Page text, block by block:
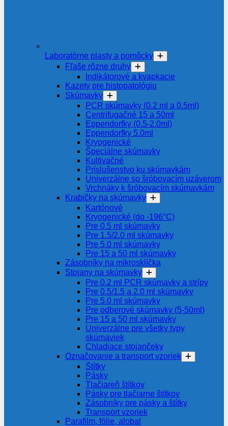
Laboratórne plasty a pomôcky
Fľaše rôzne druhy
Indikátorové a kvapkacie
Kazety pre histopatológiu
Skúmavky
PCR skúmavky (0.2 ml a 0.5ml)
Centrifugačné 15 a 50ml
Eppendorfky (0.5-2.0ml)
Eppendorfky 5.0ml
Kryogenické
Špeciálne skúmavky
Kultivačné
Príslušenstvo ku skúmavkám
Univerzálne so šróbovacím uzáverom
Vrchnáky k šróbovacím skúmavkám
Krabičky na skúmavky
Kartónové
Kryogenické (do -196°C)
Pre 0.5 ml skúmavky
Pre 1.5/2.0 ml skúmavky
Pre 5.0 ml skúmavky
Pre 15 a 50 ml skúmavky
Zásobníky na mikrosklíčka
Stojany na skúmavky
Pre 0.2 ml PCR skúmavky a strípy
Pre 0.5/1.5 a 2.0 ml skúmavky
Pre 5.0 ml skúmavky
Pre odberové skúmavky (5-50ml)
Pre 15 a 50 ml skúmavky
Univerzálne pre všetky typy
skúmaviek
Chladiace stojančeky
Označovanie a transport vzoriek
Štítky
Pásky
Tlačiareň štítkov
Pásky pre tlačiarne štítkov
Zásobníky pre pásky a štítky
Transport vzoriek
Parafilm, fólie, alobal